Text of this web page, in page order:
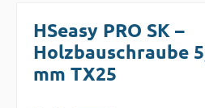
HSeasy PRO SK –
Holzbauschraube
mm TX25